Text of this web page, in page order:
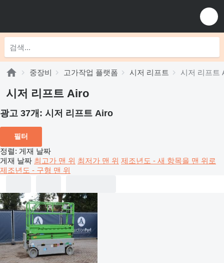
중장비 고가작업 플랫폼 시저 리프트 시저 리프트
시저 리프트 Airo
광고 37개: 시저 리프트 Airo
필터
정렬: 게재 날짜
게재 날짜 최고가 맨 위 최저가 맨 위 제조년도 - 새 항목을 맨 위로
제조년도 - 구형 맨 위